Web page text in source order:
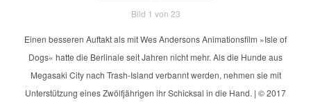
Bild 1 von 23
Einen besseren Auftakt als mit Wes Andersons Animationsfilm »Isle of
Dogs« hatte die Berlinale seit Jahren nicht mehr. Als die Hunde aus
Megasaki City nach Trash-Island verbannt werden, nehmen sie mit
Unterstützung eines Zwölfjährigen ihr Schicksal in die Hand. | © 2017